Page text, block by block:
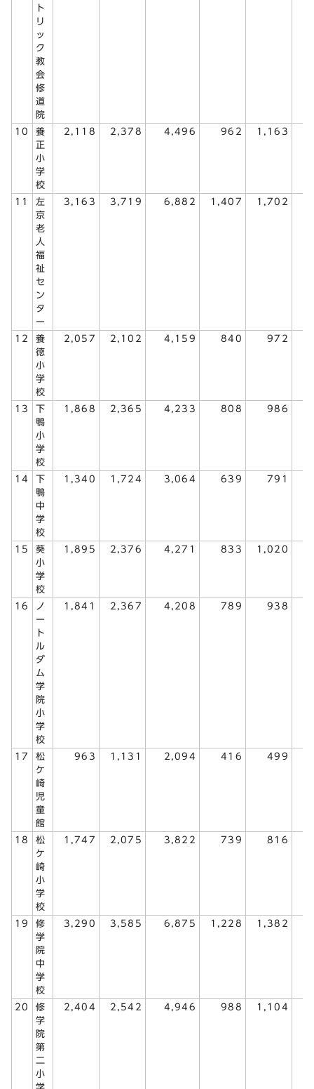
ト
リ
ッ
ク
教
会
修
道
院
10
養
正
小
学
校
2,118 2,378 4,496 962 1,163
11
左
京
老
人
福
祉
セ
ン
タ
ー
3,163 3,719 6,882 1,407 1,702
12
養
徳
小
学
校
2,057 2,102 4,159 840 972
13
下
鴨
小
学
校
1,868 2,365 4,233 808 986
14
下
鴨
中
学
校
1,340 1,724 3,064 639 791
15
葵
小
学
校
1,895 2,376 4,271 833 1,020
16
ノ
ー
ト
ル
ダ
ム
学
院
小
学
校
1,841 2,367 4,208 789 938
17
松
ケ
崎
児
童
館
963 1,131 2,094 416 499
18
松
ケ
崎
小
学
校
1,747 2,075 3,822 739 816
19
修
学
院
中
学
校
3,290 3,585 6,875 1,228 1,382
20
修
学
院
第
二
小
学
2,404 2,542 4,946 988 1,104